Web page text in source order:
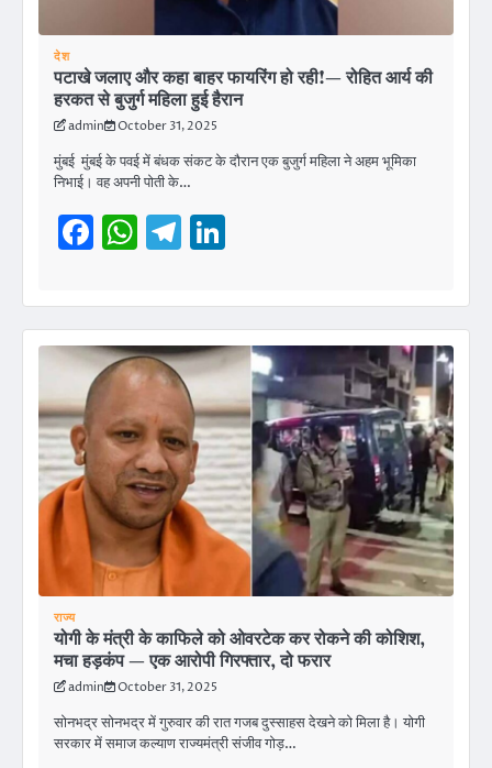
देश
पटाखे जलाए और कहा बाहर फायरिंग हो रही!— रोहित आर्य की
हरकत से बुजुर्ग महिला हुई हैरान
admin October 31, 2025
मुंबई मुंबई के पवई में बंधक संकट के दौरान एक बुजुर्ग महिला ने अहम भूमिका
निभाई। वह अपनी पोती के…
Facebook
WhatsApp
Telegram
राज्य
योगी के मंत्री के काफिले को ओवरटेक कर रोकने की कोशिश,
मचा हड़कंप — एक आरोपी गिरफ्तार, दो फरार
admin October 31, 2025
सोनभद्र सोनभद्र में गुरुवार की रात गजब दुस्साहस देखने को मिला है। योगी
सरकार में समाज कल्याण राज्यमंत्री संजीव गोड़…